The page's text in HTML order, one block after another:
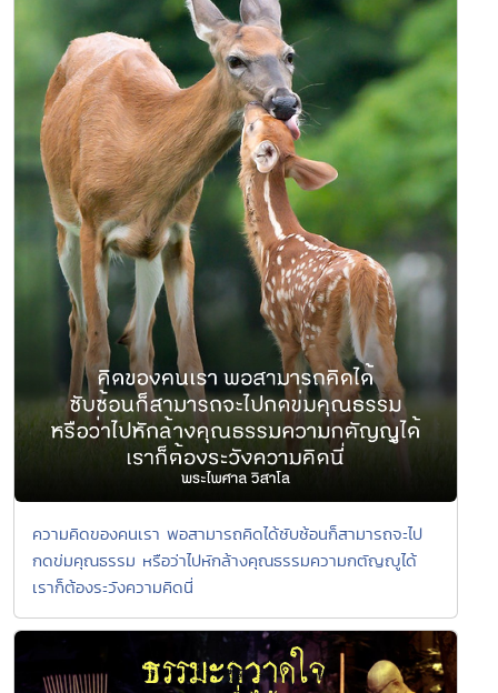
ความคิดของคนเรา พอสามารถคิดได้ซับซ้อนก็สามารถจะไป
กดข่มคุณธรรม หรือว่าไปหักล้างคุณธรรมความกตัญญูได้
เราก็ต้องระวังความคิดนี่